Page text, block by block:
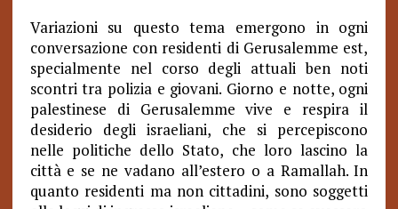
Variazioni su questo tema emergono in ogni
conversazione con residenti di Gerusalemme est,
specialmente nel corso degli attuali ben noti
scontri tra polizia e giovani. Giorno e notte, ogni
palestinese di Gerusalemme vive e respira il
desiderio degli israeliani, che si percepiscono
nelle politiche dello Stato, che loro lascino la
città e se ne vadano all’estero o a Ramallah. In
quanto residenti ma non cittadini, sono soggetti